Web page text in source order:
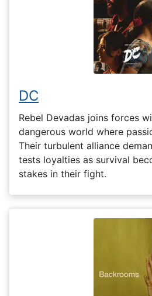
DC
Rebel Devadas joins forces
dangerous world where
Their turbulent alliance
tests loyalties as survival
stakes in their fight.